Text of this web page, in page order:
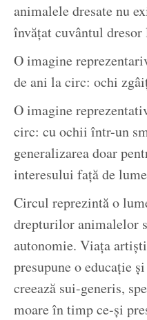
animalele dresate nu
învățat cuvântul
O imagine
de ani la circ: ochi
O imagine
circ: cu ochii într-un
generalizarea doar
interesului față de
Circul reprezintă o
drepturilor animalelor
autonomie. Viața
presupune o educație
creează sui-generis,
moare în timp ce-și